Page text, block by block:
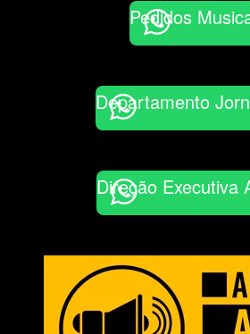
Pedidos
Departamento
Direção Executiva